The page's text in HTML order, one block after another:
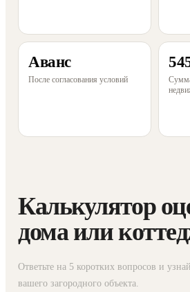
Аванс
После согласования условий
Калькулятор
дома или
Ответьте на 5 коротких вопросов и
вашего загородного объекта.